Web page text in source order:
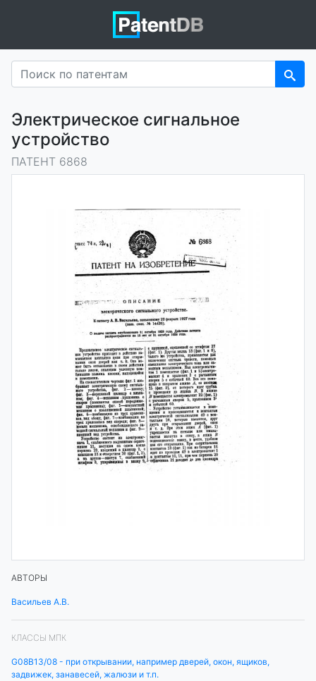
Электрическое сигнальное
устройство
ПАТЕНТ 6868
АВТОРЫ
Васильев А.В.
КЛАССЫ МПК
G08B13/08 - при открывании, например дверей, окон, ящиков,
задвижек, занавесей, жалюзи и т.п.